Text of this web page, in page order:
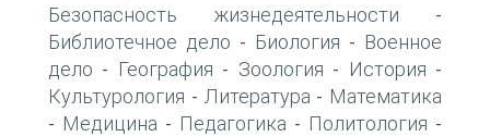
Безопасность жизнедеятельности -
Библиотечное дело - Биология - Военное
дело - География - Зоология - История -
Культурология - Литература - Математика
- Медицина - Педагогика - Политология -